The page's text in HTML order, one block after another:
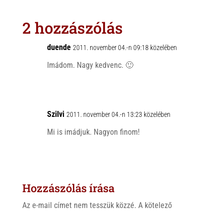
A
o
o
2 hozzászólás
duende 2011. november 04.-n 09:18 közelében
Imádom. Nagy kedvenc. 🙂
Szilvi 2011. november 04.-n 13:23 közelében
Mi is imádjuk. Nagyon finom!
Hozzászólás írása
Az e-mail címet nem tesszük közzé. A kötelező